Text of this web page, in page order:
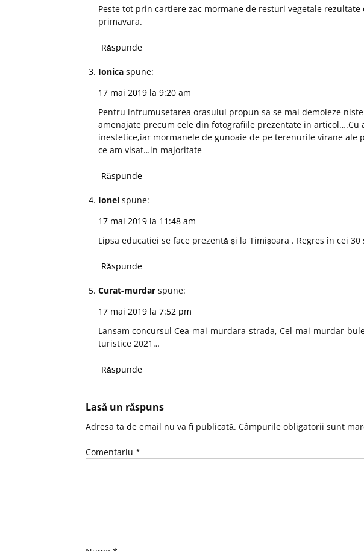
Peste tot prin cartiere zac mormane de resturi vegetale
primavara.
Răspunde
Ionica spune:
17 mai 2019 la 9:20 am
Pentru infrumusetarea orasului propun sa se mai demoleze
amenajate precum cele din fotografiile prezentate in articol….Cu
inestetice,iar mormanele de gunoaie de pe terenurile virane ale
ce am visat…in majoritate
Răspunde
Ionel spune:
17 mai 2019 la 11:48 am
Lipsa educatiei se face prezentă și la Timișoara . Regres în cei 30
Răspunde
Curat-murdar spune:
17 mai 2019 la 7:52 pm
Lansam concursul Cea-mai-murdara-strada, Cel-mai-murdar-
turistice 2021…
Răspunde
Lasă un răspuns
Adresa ta de email nu va fi publicată. Câmpurile obligatorii sunt
Comentariu *